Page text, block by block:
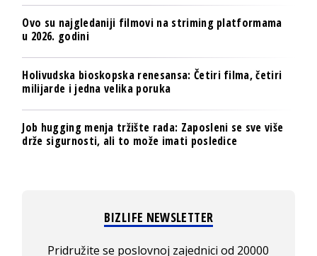
Ovo su najgledaniji filmovi na striming platformama
u 2026. godini
Holivudska bioskopska renesansa: Četiri filma, četiri
milijarde i jedna velika poruka
Job hugging menja tržište rada: Zaposleni se sve više
drže sigurnosti, ali to može imati posledice
BIZLIFE NEWSLETTER
Pridružite se poslovnoj zajednici od 20000